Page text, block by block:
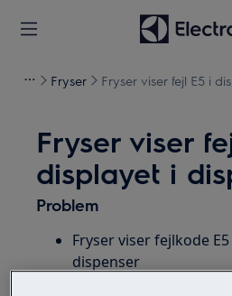
Fryser Fryser viser fejl E5 i
Fryser viser
displayet i
Problem
Fryser viser fejlkode
dispenser